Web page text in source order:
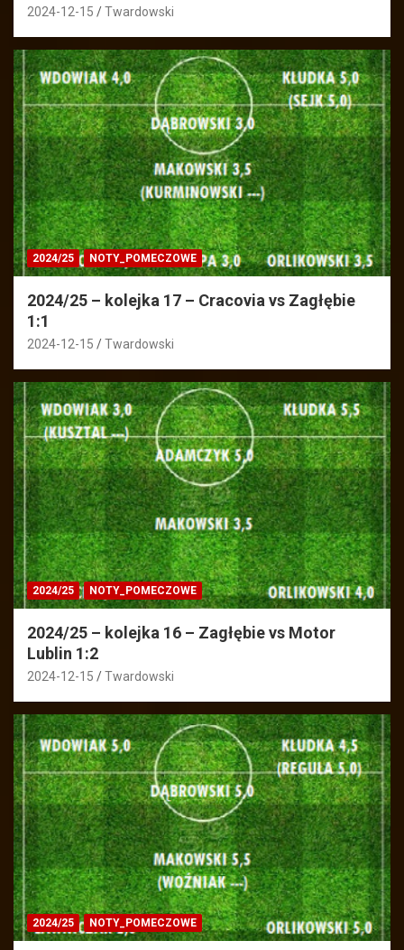
2024-12-15 Twardowski
2024/25 NOTY_POMECZOWE
2024/25 – kolejka 17 – Cracovia vs Zagłębie
1:1
2024-12-15 Twardowski
2024/25 NOTY_POMECZOWE
2024/25 – kolejka 16 – Zagłębie vs Motor
Lublin 1:2
2024-12-15 Twardowski
2024/25 NOTY_POMECZOWE